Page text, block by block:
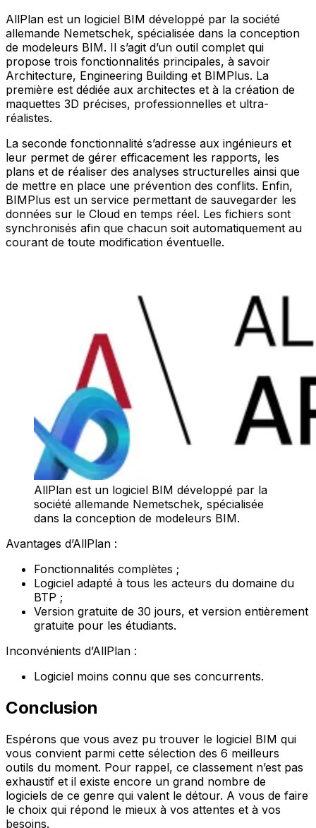
AllPlan est un logiciel BIM développé par la société
allemande Nemetschek, spécialisée dans la conception
de modeleurs BIM. Il s’agit d’un outil complet qui
propose trois fonctionnalités principales, à savoir
Architecture, Engineering Building et BIMPlus. La
première est dédiée aux architectes et à la création de
maquettes 3D précises, professionnelles et ultra-
réalistes.
La seconde fonctionnalité s’adresse aux ingénieurs et
leur permet de gérer efficacement les rapports, les
plans et de réaliser des analyses structurelles ainsi que
de mettre en place une prévention des conflits. Enfin,
BIMPlus est un service permettant de sauvegarder les
données sur le Cloud en temps réel. Les fichiers sont
synchronisés afin que chacun soit automatiquement au
courant de toute modification éventuelle.
AllPlan est un logiciel BIM développé par la
société allemande Nemetschek, spécialisée
dans la conception de modeleurs BIM.
Avantages d’AllPlan :
Fonctionnalités complètes ;
Logiciel adapté à tous les acteurs du domaine du
BTP ;
Version gratuite de 30 jours, et version entièrement
gratuite pour les étudiants.
Inconvénients d’AllPlan :
Logiciel moins connu que ses concurrents.
Conclusion
Espérons que vous avez pu trouver le logiciel BIM qui
vous convient parmi cette sélection des 6 meilleurs
outils du moment. Pour rappel, ce classement n’est pas
exhaustif et il existe encore un grand nombre de
logiciels de ce genre qui valent le détour. A vous de faire
le choix qui répond le mieux à vos attentes et à vos
besoins.